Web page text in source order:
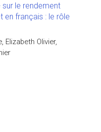
le rendement
en français : le rôle
Elizabeth Olivier,